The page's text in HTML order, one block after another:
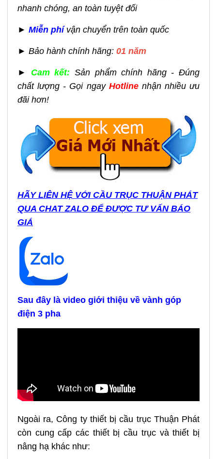
nhanh chóng, an toàn tuyệt đối
► Miễn phí vận chuyển trên toàn quốc
► Bảo hành chính hãng: 01 năm
► Cam kết: Sản phẩm chính hãng - Đúng
chất lượng - Gọi ngay Hotline nhận nhiều ưu
đãi hơn!
HÃY LIÊN HỆ VỚI CẦU TRỤC THUẬN PHÁT
QUA CHAT ZALO ĐỂ ĐƯỢC TƯ VẤN BÁO
GIÁ
Sau đây là video giới thiệu về vành góp
điện 3 pha
Ngoài ra, Công ty thiết bị cầu trục Thuận Phát
còn cung cấp các thiết bị cầu trục và thiết bị
nâng hạ khác như: